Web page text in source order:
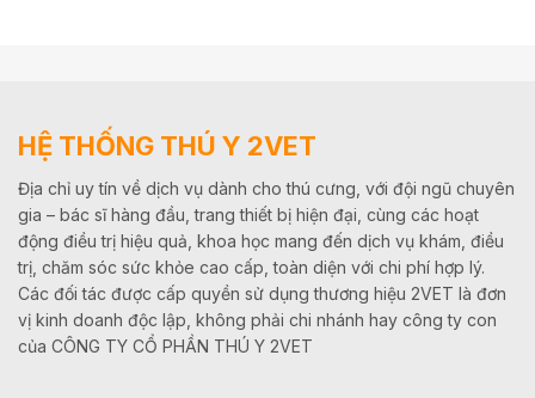
HỆ THỐNG THÚ Y 2VET
Địa chỉ uy tín về dịch vụ dành cho thú cưng, với đội ngũ chuyên
gia – bác sĩ hàng đầu, trang thiết bị hiện đại, cùng các hoạt
động điều trị hiệu quả, khoa học mang đến dịch vụ khám, điều
trị, chăm sóc sức khỏe cao cấp, toàn diện với chi phí hợp lý.
Các đối tác được cấp quyền sử dụng thương hiệu 2VET là đơn
vị kinh doanh độc lập, không phải chi nhánh hay công ty con
của CÔNG TY CỔ PHẦN THÚ Y 2VET